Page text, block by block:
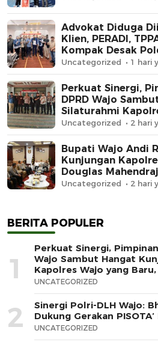
Advokat Diduga
Klien, PERADI,
Kompak Desak
Dugaan
Uncategorized 1 hari
Perkuat Sinergi,
DPRD Wajo
Silaturahmi
Uncategorized 2 hari
Bupati Wajo Andi
Kunjungan
Douglas
Memperkuat
Uncategorized 2 hari
BERITA POPULER
1
Perkuat Sinergi,
Wajo Sambut Hangat
Kapolres Wajo yang Baru,
UNCATEGORIZED
2
Sinergi Polri-DLH Wajo:
Dukung Gerakan
UNCATEGORIZED